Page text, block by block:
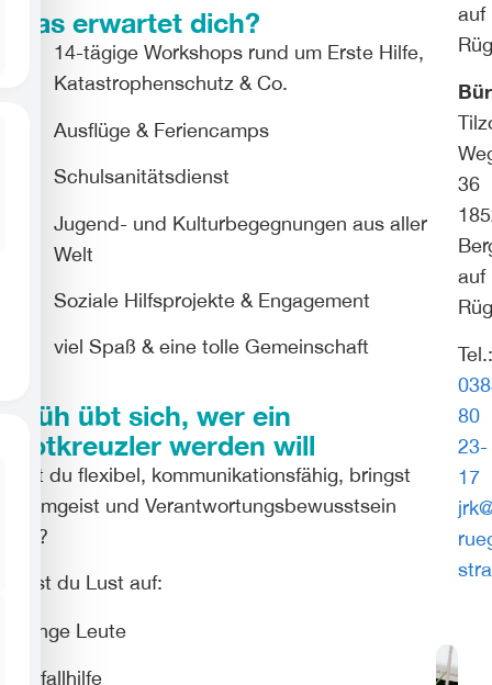
Was erwartet dich?
14-tägige Workshops rund um Erste Hilfe,
Katastrophenschutz & Co.
Ausflüge & Feriencamps
Schulsanitätsdienst
Jugend- und Kulturbegegnungen aus aller
Welt
Soziale Hilfsprojekte & Engagement
viel Spaß & eine tolle Gemeinschaft
Früh übt sich, wer ein
Rotkreuzler werden will
Bist du flexibel, kommunikationsfähig, bringst
Teamgeist und Verantwortungsbewusstsein
mit?
Hast du Lust auf:
unge Leute
nfallhilfe
auf
36
auf
Tel.:
80
23-
17